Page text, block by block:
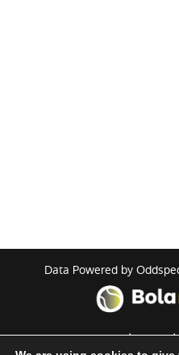
Data Powered by
theme